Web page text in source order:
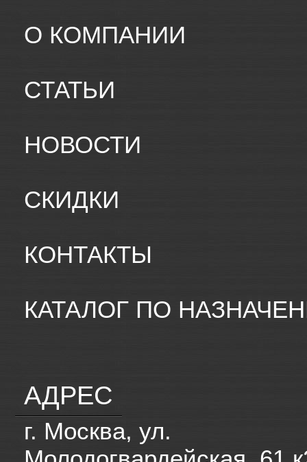
О КОМПАНИИ
СТАТЬИ
НОВОСТИ
СКИДКИ
КОНТАКТЫ
КАТАЛОГ ПО
АДРЕС
г. Москва, ул.